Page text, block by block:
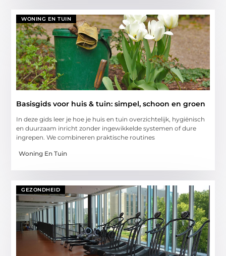
WONING EN TUIN
Basisgids voor huis & tuin: simpel, schoon en groen
In deze gids leer je hoe je huis en tuin overzichtelijk, hygiënisch
en duurzaam inricht zonder ingewikkelde systemen of dure
ingrepen. We combineren praktische routines
Woning En Tuin
GEZONDHEID